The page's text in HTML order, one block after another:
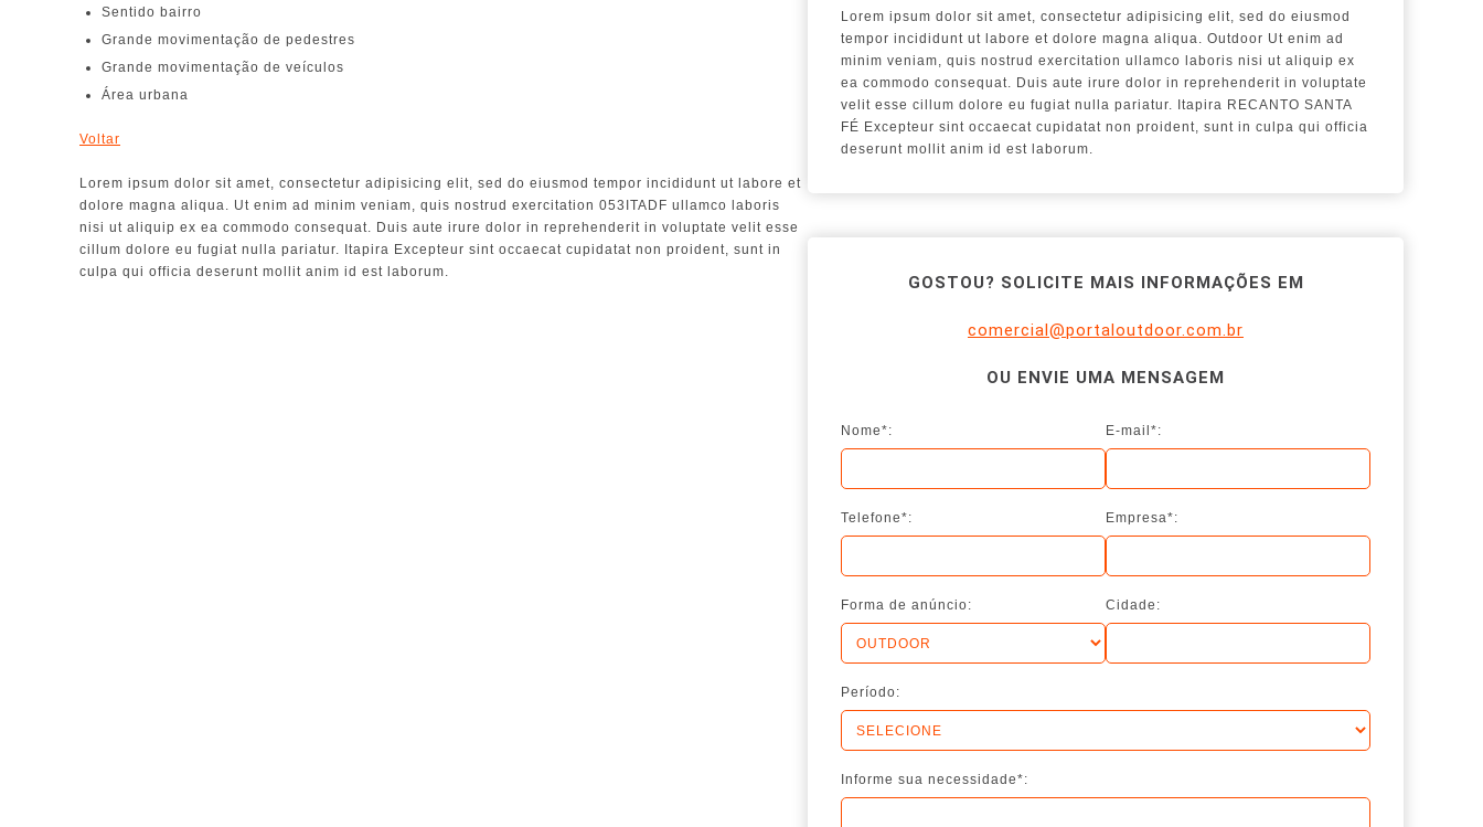
Sentido bairro
Grande movimentação de pedestres
Grande movimentação de veículos
Área urbana
Voltar
Lorem ipsum dolor sit amet, consectetur adipisicing elit, sed do eiusmod tempor incididunt ut labore et
dolore magna aliqua. Ut enim ad minim veniam, quis nostrud exercitation 053ITADF ullamco laboris
nisi ut aliquip ex ea commodo consequat. Duis aute irure dolor in reprehenderit in voluptate velit esse
cillum dolore eu fugiat nulla pariatur. Itapira Excepteur sint occaecat cupidatat non proident, sunt in
culpa qui officia deserunt mollit anim id est laborum.
Lorem ipsum dolor sit amet, consectetur adipisicing elit, sed do eiusmod
tempor incididunt ut labore et dolore magna aliqua. Outdoor Ut enim ad
minim veniam, quis nostrud exercitation ullamco laboris nisi ut aliquip ex
ea commodo consequat. Duis aute irure dolor in reprehenderit in voluptate
velit esse cillum dolore eu fugiat nulla pariatur. Itapira RECANTO SANTA
FÉ Excepteur sint occaecat cupidatat non proident, sunt in culpa qui officia
deserunt mollit anim id est laborum.
GOSTOU? SOLICITE MAIS INFORMAÇÕES EM
comercial@portaloutdoor.com.br
OU ENVIE UMA MENSAGEM
Nome*: E-mail*:
Telefone*: Empresa*:
Forma de anúncio: Cidade:
Período:
Informe sua necessidade*: